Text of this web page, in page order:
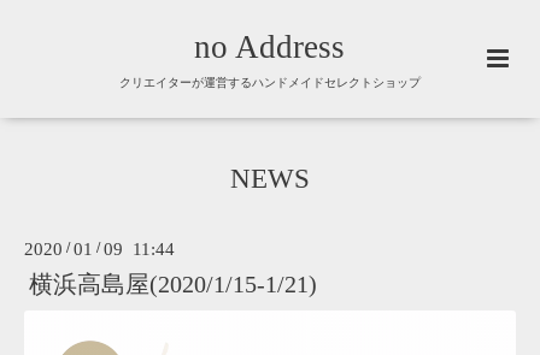
no Address
クリエイターが運営するハンドメイドセレクトショップ
NEWS
2020 /01 /09 11:44
横浜高島屋(2020/1/15-1/21)